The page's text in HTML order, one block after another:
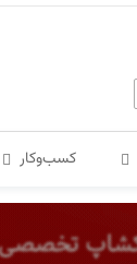
کسب‌و‌کار